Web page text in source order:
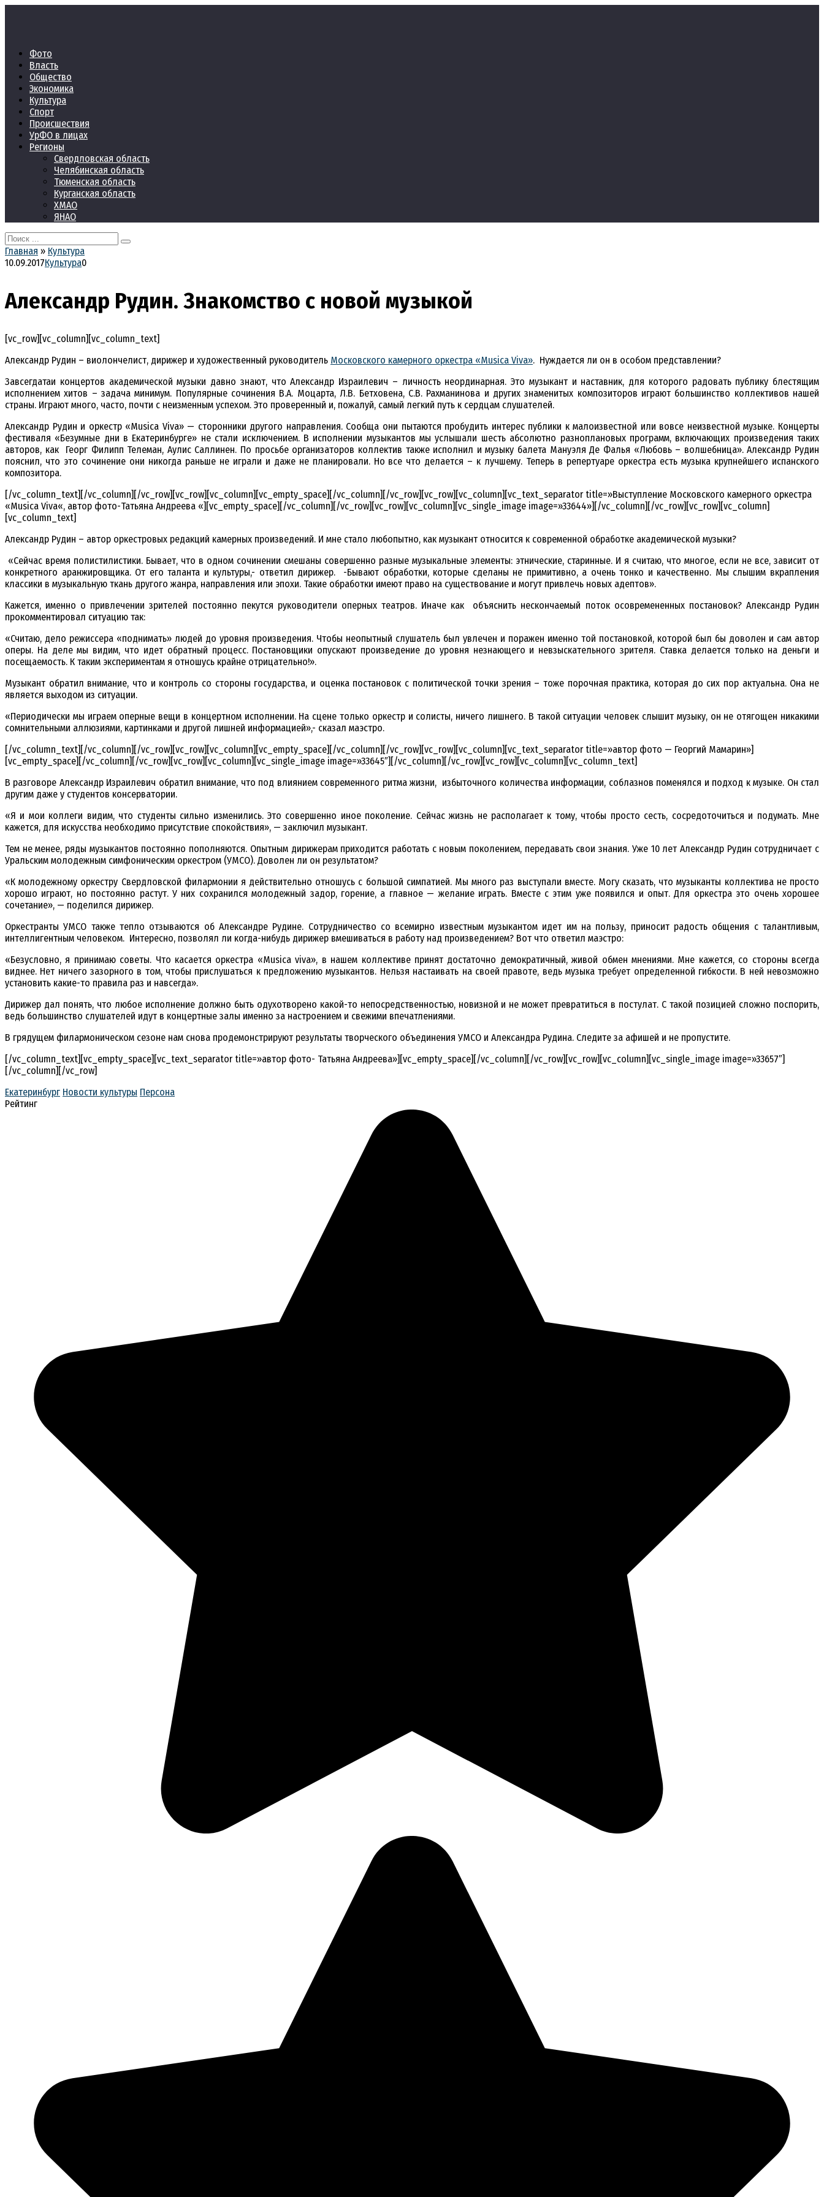
Фото
Власть
Общество
Экономика
Культура
Спорт
Происшествия
УрФО в лицах
Регионы
Свердловская область
Челябинская область
Тюменская область
Курганская область
ХМАО
ЯНАО
Search
for:
Главная » Культура
10.09.2017Культура0
Александр Рудин. Знакомство с новой музыкой
[vc_row][vc_column][vc_column_text]
Александр Рудин – виолончелист, дирижер и художественный руководитель Московского камерного оркестра «Musica Viva». Нуждается ли он в особом представлении?
Завсегдатаи концертов академической музыки давно знают, что Александр Израилевич – личность неординарная. Это музыкант и наставник, для которого радовать публику блестящим
исполнением хитов – задача минимум. Популярные сочинения В.А. Моцарта, Л.В. Бетховена, С.В. Рахманинова и других знаменитых композиторов играют большинство коллективов нашей
страны. Играют много, часто, почти с неизменным успехом. Это проверенный и, пожалуй, самый легкий путь к сердцам слушателей.
Александр Рудин и оркестр «Musica Viva» — сторонники другого направления. Сообща они пытаются пробудить интерес публики к малоизвестной или вовсе неизвестной музыке. Концерты
фестиваля «Безумные дни в Екатеринбурге» не стали исключением. В исполнении музыкантов мы услышали шесть абсолютно разноплановых программ, включающих произведения таких
авторов, как Георг Филипп Телеман, Аулис Саллинен. По просьбе организаторов коллектив также исполнил и музыку балета Мануэля Де Фалья «Любовь – волшебница». Александр Рудин
пояснил, что это сочинение они никогда раньше не играли и даже не планировали. Но все что делается – к лучшему. Теперь в репертуаре оркестра есть музыка крупнейшего испанского
композитора.
[/vc_column_text][/vc_column][/vc_row][vc_row][vc_column][vc_empty_space][/vc_column][/vc_row][vc_row][vc_column][vc_text_separator title=»Выступление Московского камерного оркестра
«Musica Viva«, автор фото-Татьяна Андреева «][vc_empty_space][/vc_column][/vc_row][vc_row][vc_column][vc_single_image image=»33644»][/vc_column][/vc_row][vc_row][vc_column]
[vc_column_text]
Александр Рудин – автор оркестровых редакций камерных произведений. И мне стало любопытно, как музыкант относится к современной обработке академической музыки?
«Сейчас время полистилистики. Бывает, что в одном сочинении смешаны совершенно разные музыкальные элементы: этнические, старинные. И я считаю, что многое, если не все, зависит от
конкретного аранжировщика. От его таланта и культуры,- ответил дирижер. -Бывают обработки, которые сделаны не примитивно, а очень тонко и качественно. Мы слышим вкрапления
классики в музыкальную ткань другого жанра, направления или эпохи. Такие обработки имеют право на существование и могут привлечь новых адептов».
Кажется, именно о привлечении зрителей постоянно пекутся руководители оперных театров. Иначе как объяснить нескончаемый поток осовремененных постановок? Александр Рудин
прокомментировал ситуацию так:
«Считаю, дело режиссера «поднимать» людей до уровня произведения. Чтобы неопытный слушатель был увлечен и поражен именно той постановкой, которой был бы доволен и сам автор
оперы. На деле мы видим, что идет обратный процесс. Постановщики опускают произведение до уровня незнающего и невзыскательного зрителя. Ставка делается только на деньги и
посещаемость. К таким экспериментам я отношусь крайне отрицательно!».
Музыкант обратил внимание, что и контроль со стороны государства, и оценка постановок с политической точки зрения – тоже порочная практика, которая до сих пор актуальна. Она не
является выходом из ситуации.
«Периодически мы играем оперные вещи в концертном исполнении. На сцене только оркестр и солисты, ничего лишнего. В такой ситуации человек слышит музыку, он не отягощен никакими
сомнительными аллюзиями, картинками и другой лишней информацией»,- сказал маэстро.
[/vc_column_text][/vc_column][/vc_row][vc_row][vc_column][vc_empty_space][/vc_column][/vc_row][vc_row][vc_column][vc_text_separator title=»автор фото — Георгий Мамарин»]
[vc_empty_space][/vc_column][/vc_row][vc_row][vc_column][vc_single_image image=»33645″][/vc_column][/vc_row][vc_row][vc_column][vc_column_text]
В разговоре Александр Израилевич обратил внимание, что под влиянием современного ритма жизни, избыточного количества информации, соблазнов поменялся и подход к музыке. Он стал
другим даже у студентов консерватории.
«Я и мои коллеги видим, что студенты сильно изменились. Это совершенно иное поколение. Сейчас жизнь не располагает к тому, чтобы просто сесть, сосредоточиться и подумать. Мне
кажется, для искусства необходимо присутствие спокойствия», — заключил музыкант.
Тем не менее, ряды музыкантов постоянно пополняются. Опытным дирижерам приходится работать с новым поколением, передавать свои знания. Уже 10 лет Александр Рудин сотрудничает с
Уральским молодежным симфоническим оркестром (УМСО). Доволен ли он результатом?
«К молодежному оркестру Свердловской филармонии я действительно отношусь с большой симпатией. Мы много раз выступали вместе. Могу сказать, что музыканты коллектива не просто
хорошо играют, но постоянно растут. У них сохранился молодежный задор, горение, а главное — желание играть. Вместе с этим уже появился и опыт. Для оркестра это очень хорошее
сочетание», — поделился дирижер.
Оркестранты УМСО также тепло отзываются об Александре Рудине. Сотрудничество со всемирно известным музыкантом идет им на пользу, приносит радость общения с талантливым,
интеллигентным человеком. Интересно, позволял ли когда-нибудь дирижер вмешиваться в работу над произведением? Вот что ответил маэстро:
«Безусловно, я принимаю советы. Что касается оркестра «Musica viva», в нашем коллективе принят достаточно демократичный, живой обмен мнениями. Мне кажется, со стороны всегда
виднее. Нет ничего зазорного в том, чтобы прислушаться к предложению музыкантов. Нельзя настаивать на своей правоте, ведь музыка требует определенной гибкости. В ней невозможно
установить какие-то правила раз и навсегда».
Дирижер дал понять, что любое исполнение должно быть одухотворено какой-то непосредственностью, новизной и не может превратиться в постулат. С такой позицией сложно поспорить,
ведь большинство слушателей идут в концертные залы именно за настроением и свежими впечатлениями.
В грядущем филармоническом сезоне нам снова продемонстрируют результаты творческого объединения УМСО и Александра Рудина. Следите за афишей и не пропустите.
[/vc_column_text][vc_empty_space][vc_text_separator title=»автор фото- Татьяна Андреева»][vc_empty_space][/vc_column][/vc_row][vc_row][vc_column][vc_single_image image=»33657″]
[/vc_column][/vc_row]
Екатеринбург Новости культуры Персона
Рейтинг